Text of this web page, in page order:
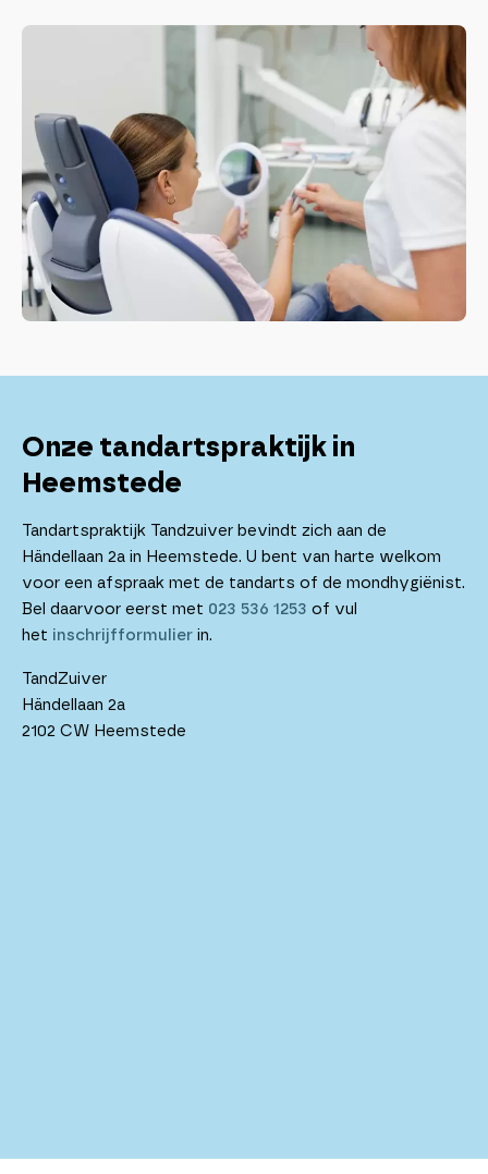
Onze tandartspraktijk in
Heemstede
Tandartspraktijk Tandzuiver bevindt zich aan de
Händellaan 2a in Heemstede. U bent van harte welkom
voor een afspraak met de tandarts of de mondhygiënist.
Bel daarvoor eerst met 023 536 1253 of vul
het inschrijfformulier in.
TandZuiver
Händellaan 2a
2102 CW Heemstede